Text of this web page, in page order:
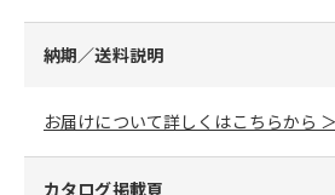
納期／送料説明
お届けについて詳しくはこちらから
カタログ掲載頁